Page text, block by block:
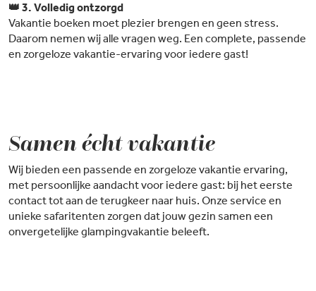
👑 3. Volledig ontzorgd
Vakantie boeken moet plezier brengen en geen stress.
Daarom nemen wij alle vragen weg. Een complete, passende
en zorgeloze vakantie-ervaring voor iedere gast!
Samen écht vakantie
Wij bieden een passende en zorgeloze vakantie ervaring,
met persoonlijke aandacht voor iedere gast: bij het eerste
contact tot aan de terugkeer naar huis. Onze service en
unieke safaritenten zorgen dat jouw gezin samen een
onvergetelijke glampingvakantie beleeft.